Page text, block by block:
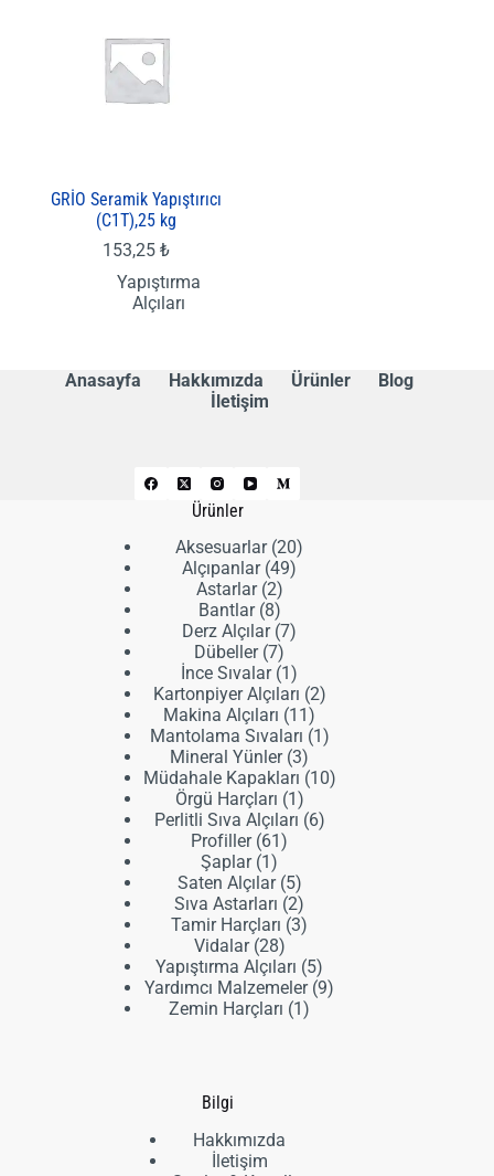
GRİO Seramik Yapıştırıcı
(C1T),25 kg
153,25₺
Yapıştırma
Alçıları
Anasayfa Hakkımızda Ürünler
Blog
İletişim
Ürünler
Aksesuarlar 2020
Alçıpanlar 4949
Astarlar 22
ürün
Bantlar 88
ürün
Derz Alçılar 77
Dübeller 77
ürün
İnce Sıvalar 11
ürün
Kartonpiyer Alçıları 22
Makina Alçıları 1111
ürün
Mantolama Sıvaları 1 1
Mineral Yünler 33
ürün
Müdahale Kapakları 1010
Örgü Harçları 1 1
ürün
Perlitli Sıva Alçıları 66
Profiller 6161
Şaplar 11
ürün
Saten Alçılar 55
ürün
Sıva Astarları 22
ürün
Tamir Harçları 33
Vidalar 2828
ürün
Yapıştırma Alçıları 55
ürün
Yardımcı Malzemeler 99
Zemin Harçları 11
Bilgi
Hakkımızda
İletişim